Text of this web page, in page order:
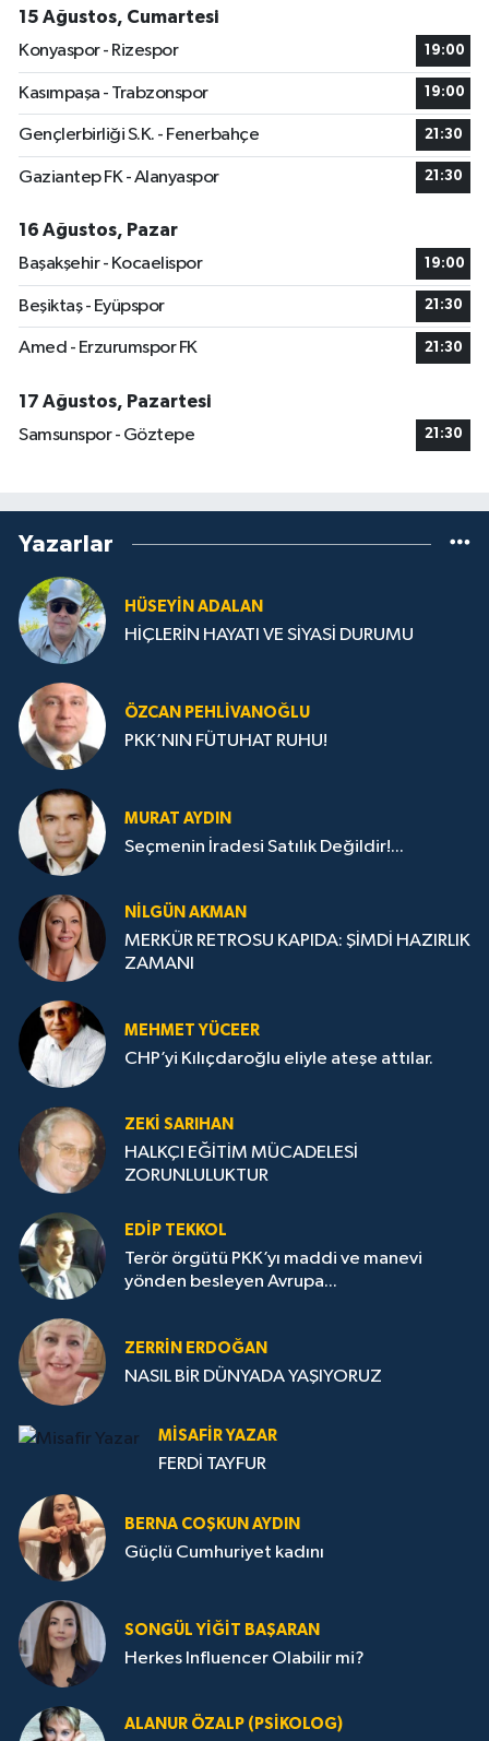
15 Ağustos, Cumartesi
Konyaspor - Rizespor
19:00
Kasımpaşa - Trabzonspor 19:00
Gençlerbirliği S.K. - Fenerbahçe 21:30
Gaziantep FK - Alanyaspor 21:30
16 Ağustos, Pazar
Başakşehir - Kocaelispor
19:00
Beşiktaş - Eyüpspor 21:30
Amed - Erzurumspor FK 21:30
17 Ağustos, Pazartesi
Samsunspor - Göztepe
21:30
Yazarlar
HÜSEYIN ADALAN
HİÇLERİN HAYATI VE SİYASİ DURUMU
ÖZCAN PEHLIVANOĞLU
PKK’NIN FÜTUHAT RUHU!
MURAT AYDIN
Seçmenin İradesi Satılık Değildir!...
NILGÜN AKMAN
MERKÜR RETROSU KAPIDA: ŞİMDİ HAZIRLIK
ZAMANI
MEHMET YÜCEER
CHP’yi Kılıçdaroğlu eliyle ateşe attılar.
ZEKI SARIHAN
HALKÇI EĞİTİM MÜCADELESİ
ZORUNLULUKTUR
EDIP TEKKOL
Terör örgütü PKK’yı maddi ve manevi
yönden besleyen Avrupa...
ZERRIN ERDOĞAN
NASIL BİR DÜNYADA YAŞIYORUZ
MISAFIR YAZAR
FERDİ TAYFUR
BERNA COŞKUN AYDIN
Güçlü Cumhuriyet kadını
SONGÜL YIĞIT BAŞARAN
Herkes Influencer Olabilir mi?
ALANUR ÖZALP (PSIKOLOG)